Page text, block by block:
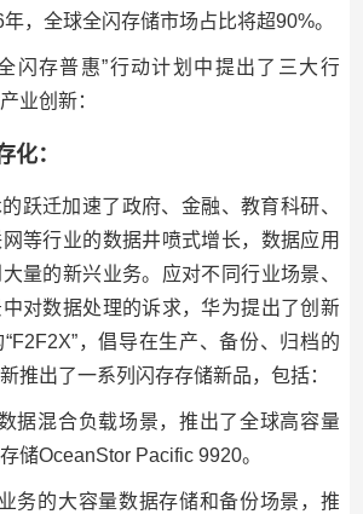
，全球全闪存储市场占比将超90%。
闪存普惠”行动计划中提出了三大行
业创新：
化：
跃迁加速了政府、金融、教育科研、
等行业的数据井喷式增长，数据应用
量的新兴业务。应对不同行业场景、
对数据处理的诉求，华为提出了创新
，倡导在生产、备份、归档的
推出了一系列闪存存储新品，包括：
据混合负载场景，推出了全球高容量
储OceanStor Pacific 9920。
务的大容量数据存储和备份场景，推